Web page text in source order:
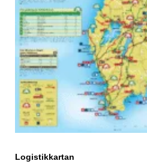
Logistikkartan